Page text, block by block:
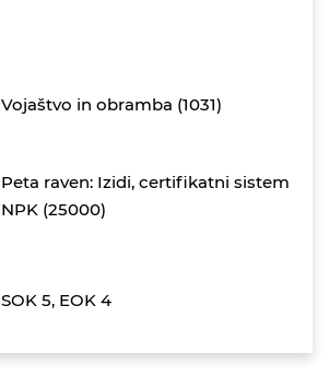
Vojaštvo in obramba (1031)
Peta raven: Izidi, certifikatni sistem
NPK (25000)
SOK 5, EOK 4